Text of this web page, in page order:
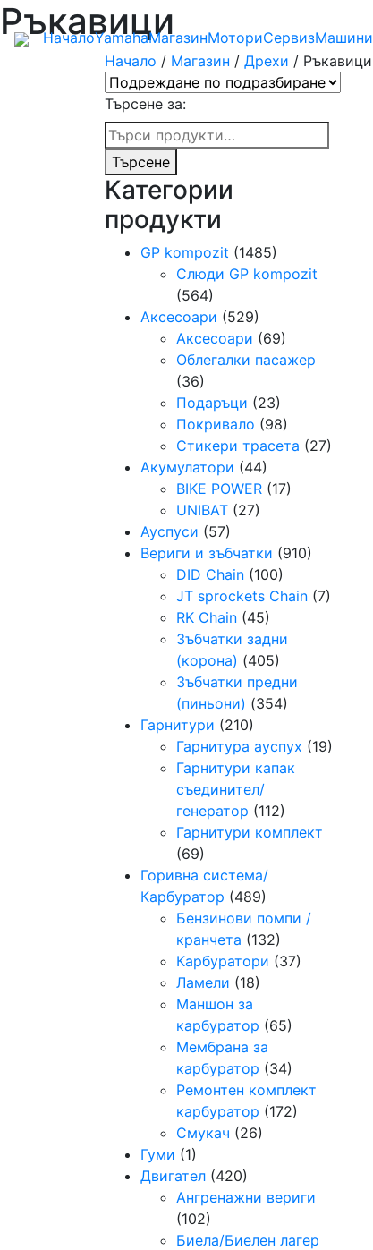
НачалоYamahaМагазинМоториСервизМашини
Ръкавици
Начало / Магазин / Дрехи / Ръкавици
Търсене за:
Търсене
Категории
продукти
GP kompozit (1485)
Слюди GP kompozit
(564)
Аксесоари (529)
Аксесоари (69)
Облегалки пасажер
(36)
Подаръци (23)
Покривало (98)
Стикери трасета (27)
Акумулатори (44)
BIKE POWER (17)
UNIBAT (27)
Ауспуси (57)
Вериги и зъбчатки (910)
DID Chain (100)
JT sprockets Chain (7)
RK Chain (45)
Зъбчатки задни
(корона) (405)
Зъбчатки предни
(пиньони) (354)
Гарнитури (210)
Гарнитура ауспух (19)
Гарнитури капак
съединител/
генератор (112)
Гарнитури комплект
(69)
Горивна система/
Карбуратор (489)
Бензинови помпи /
кранчета (132)
Карбуратори (37)
Ламели (18)
Маншон за
карбуратор (65)
Мембрана за
карбуратор (34)
Ремонтен комплект
карбуратор (172)
Смукач (26)
Гуми (1)
Двигател (420)
Ангренажни вериги
(102)
Биела/Биелен лагер